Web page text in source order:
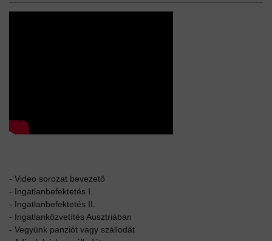
- Video sorozat bevezető
- Ingatlanbefektetés I.
- Ingatlanbefektetés II.
- Ingatlanközvetítés Ausztriában
- Vegyünk panziót vagy szállodát